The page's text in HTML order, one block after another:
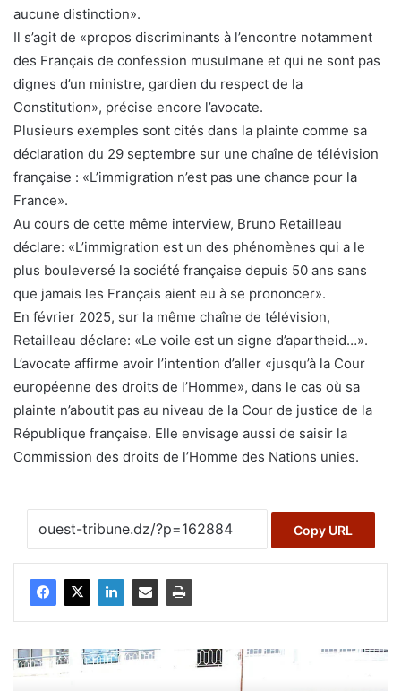
aucune distinction».
Il s’agit de «propos discriminants à l’encontre notamment
des Français de confession musulmane et qui ne sont pas
dignes d’un ministre, gardien du respect de la
Constitution», précise encore l’avocate.
Plusieurs exemples sont cités dans la plainte comme sa
déclaration du 29 septembre sur une chaîne de télévision
française : «L’immigration n’est pas une chance pour la
France».
Au cours de cette même interview, Bruno Retailleau
déclare: «L’immigration est un des phénomènes qui a le
plus bouleversé la société française depuis 50 ans sans
que jamais les Français aient eu à se prononcer».
En février 2025, sur la même chaîne de télévision,
Retailleau déclare: «Le voile est un signe d’apartheid…».
L’avocate affirme avoir l’intention d’aller «jusqu’à la Cour
européenne des droits de l’Homme», dans le cas où sa
plainte n’aboutit pas au niveau de la Cour de justice de la
République française. Elle envisage aussi de saisir la
Commission des droits de l’Homme des Nations unies.
Copy URL